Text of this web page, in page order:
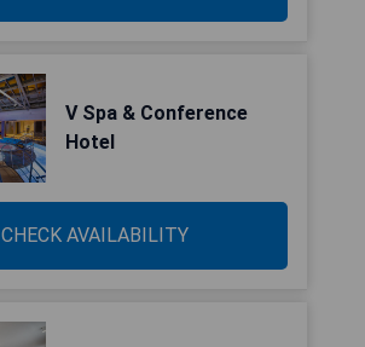
V Spa & Conference
Hotel
CHECK AVAILABILITY